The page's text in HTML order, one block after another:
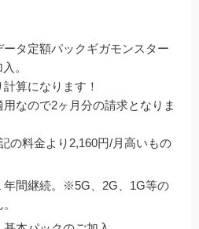
タ定額パックギガモンスター
。
算になります！
なので2ヶ月分の請求となりま
の料金より2,160円/月高いもの
年間継続。※5G、2G、1G等の